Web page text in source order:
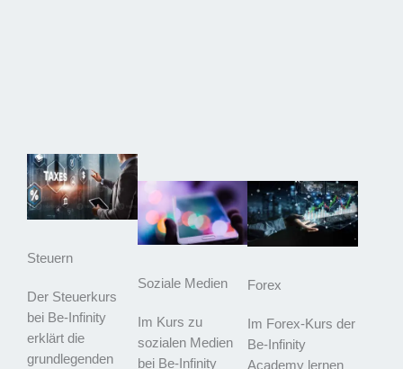
Steuern
Der Steuerkurs
bei Be-Infinity
erklärt die
grundlegenden
Soziale Medien
Im Kurs zu
sozialen Medien
bei Be-Infinity
Forex
Im Forex-Kurs der
Be-Infinity
Academy lernen